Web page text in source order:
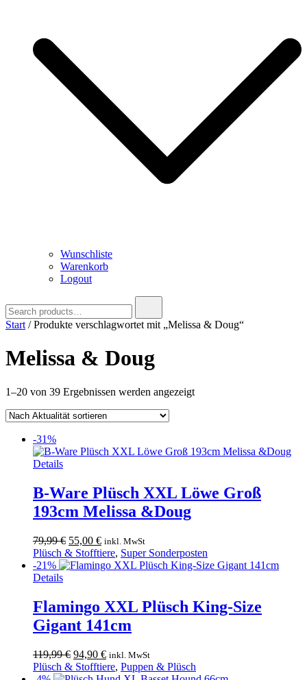
Wunschliste
Warenkorb
Logout
for:
Start / Produkte verschlagwortet mit „Melissa & Doug“
Melissa & Doug
1–20 von 39 Ergebnissen werden angezeigtNach
-31%
Details
B-Ware Plüsch XXL Löwe Groß
193cm Melissa &Doug
79,99€ Ursprünglicher
Preis
war:
55,00 €Aktueller
Preis
ist:
inkl. MwSt
Plüsch & Stofftiere, Super Sonderposten
-21%
Details
Flamingo XXL Plüsch King-Size
Gigant 141cm
119,99€ Ursprünglicher
Preis
94,90 €Aktueller
Preis
inkl. MwSt
Plüsch & Stofftiere, Puppen & Plüsch